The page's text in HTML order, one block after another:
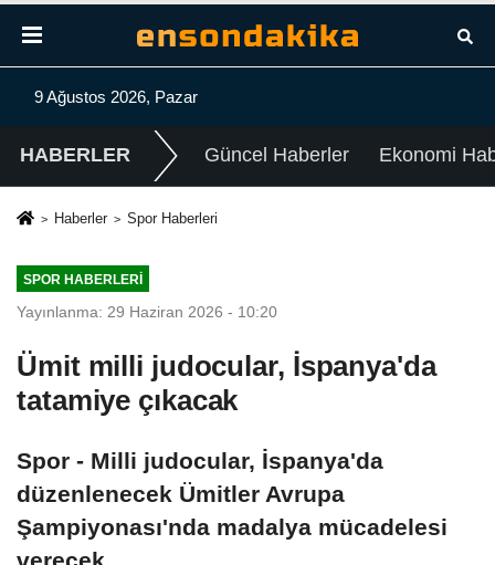
9 Ağustos 2026, Pazar
HABERLER Güncel Haberler Ekonomi
Haberler Spor Haberleri
SPOR HABERLERI
Yayınlanma: 29 Haziran 2026 - 10:20
Ümit milli judocular, İspanya'da
tatamiye çıkacak
Spor - Milli judocular, İspanya'da
düzenlenecek Ümitler Avrupa
Şampiyonası'nda madalya mücadelesi